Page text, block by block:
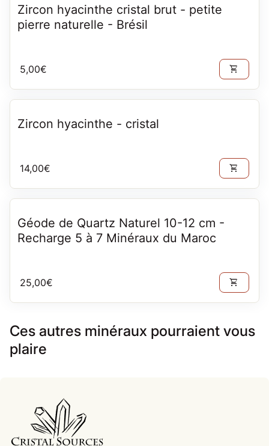
Zircon hyacinthe cristal brut - petite
pierre naturelle - Brésil
Prix normal
5,00€ shopping_cart
Zircon hyacinthe - cristal
Prix normal
14,00€ shopping_cart
Géode de Quartz Naturel 10-12 cm -
Recharge 5 à 7 Minéraux du Maroc
Prix normal
25,00€ shopping_cart
Ces autres minéraux pourraient vous
plaire